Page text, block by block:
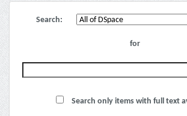
Search:
for
Search only items with full text